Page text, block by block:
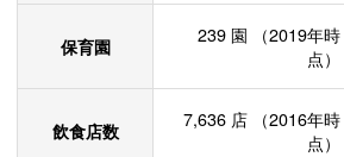
保育園 239 園
（2019年時
点）
飲食店数 7,636 店
（2016年時
点）